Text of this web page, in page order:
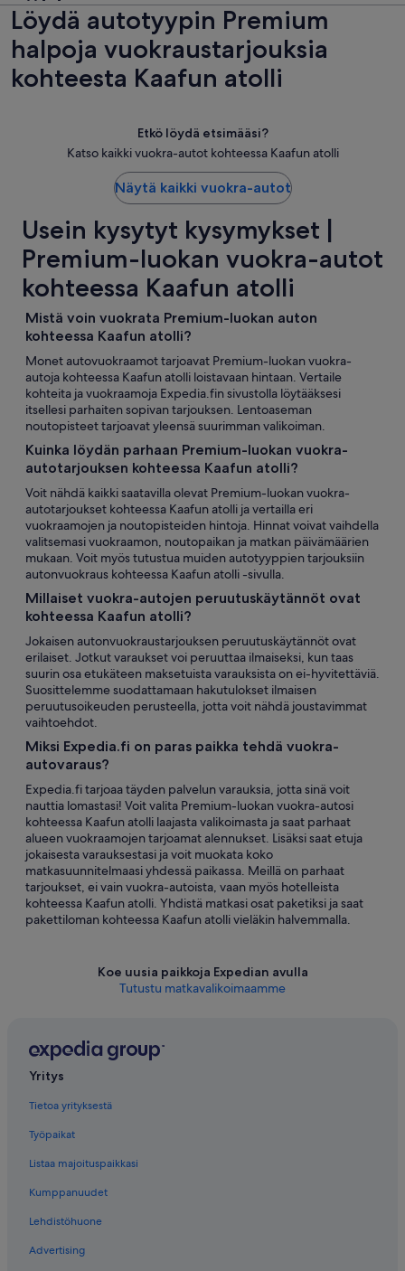
Löydä autotyypin Premium
halpoja vuokraustarjouksia
kohteesta Kaafun atolli
Etkö löydä etsimääsi?
Katso kaikki vuokra-autot kohteessa Kaafun atolli
Näytä kaikki vuokra-autot
Usein kysytyt kysymykset |
Premium-luokan vuokra-autot
kohteessa Kaafun atolli
Mistä voin vuokrata Premium-luokan auton
kohteessa Kaafun atolli?
Monet autovuokraamot tarjoavat Premium-luokan vuokra-
autoja kohteessa Kaafun atolli loistavaan hintaan. Vertaile
kohteita ja vuokraamoja Expedia.fin sivustolla löytääksesi
itsellesi parhaiten sopivan tarjouksen. Lentoaseman
noutopisteet tarjoavat yleensä suurimman valikoiman.
Kuinka löydän parhaan Premium-luokan vuokra-
autotarjouksen kohteessa Kaafun atolli?
Voit nähdä kaikki saatavilla olevat Premium-luokan vuokra-
autotarjoukset kohteessa Kaafun atolli ja vertailla eri
vuokraamojen ja noutopisteiden hintoja. Hinnat voivat vaihdella
valitsemasi vuokraamon, noutopaikan ja matkan päivämäärien
mukaan. Voit myös tutustua muiden autotyyppien tarjouksiin
autonvuokraus kohteessa Kaafun atolli -sivulla.
Millaiset vuokra-autojen peruutuskäytännöt ovat
kohteessa Kaafun atolli?
Jokaisen autonvuokraustarjouksen peruutuskäytännöt ovat
erilaiset. Jotkut varaukset voi peruuttaa ilmaiseksi, kun taas
suurin osa etukäteen maksetuista varauksista on ei-hyvitettäviä.
Suosittelemme suodattamaan hakutulokset ilmaisen
peruutusoikeuden perusteella, jotta voit nähdä joustavimmat
vaihtoehdot.
Miksi Expedia.fi on paras paikka tehdä vuokra-
autovaraus?
Expedia.fi tarjoaa täyden palvelun varauksia, jotta sinä voit
nauttia lomastasi! Voit valita Premium-luokan vuokra-autosi
kohteessa Kaafun atolli laajasta valikoimasta ja saat parhaat
alueen vuokraamojen tarjoamat alennukset. Lisäksi saat etuja
jokaisesta varauksestasi ja voit muokata koko
matkasuunnitelmaasi yhdessä paikassa. Meillä on parhaat
tarjoukset, ei vain vuokra-autoista, vaan myös hotelleista
kohteessa Kaafun atolli. Yhdistä matkasi osat paketiksi ja saat
pakettiloman kohteessa Kaafun atolli vieläkin halvemmalla.
Koe uusia paikkoja Expedian avulla
Tutustu matkavalikoimaamme
Yritys
Tietoa yrityksestä
Työpaikat
Listaa majoituspaikkasi
Kumppanuudet
Lehdistöhuone
Advertising